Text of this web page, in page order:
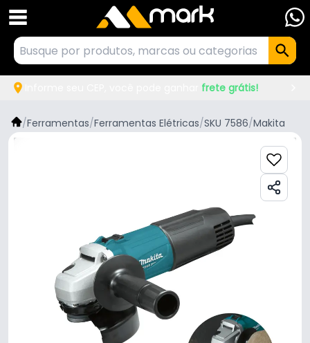
frete grátis!
/Ferramentas/Ferramentas Elétricas/SKU 7586/Makita